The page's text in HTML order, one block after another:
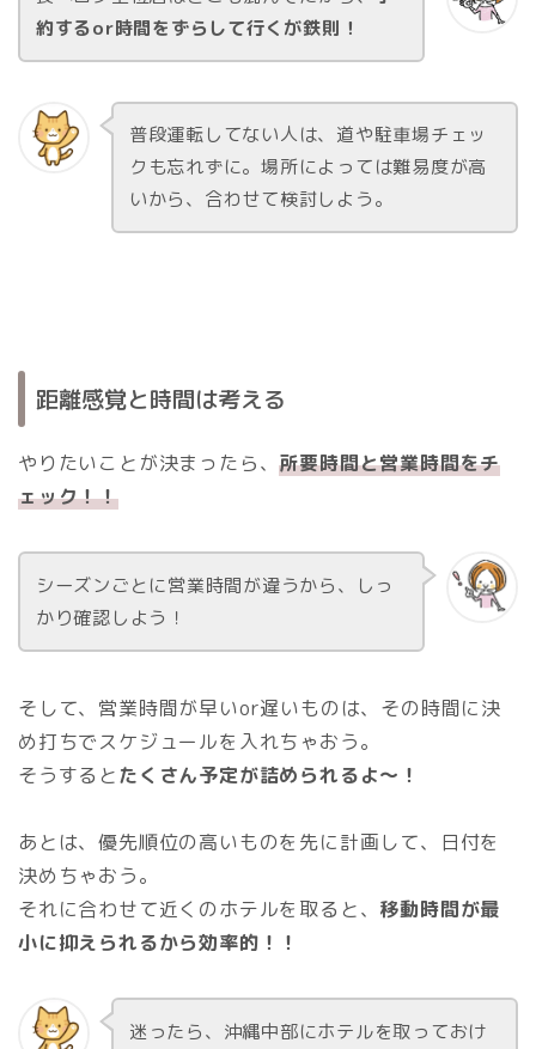
約するor時間をずらして行くが鉄則！
普段運転してない人は、道や駐車場チェッ
クも忘れずに。場所によっては難易度が高
いから、合わせて検討しよう。
距離感覚と時間は考える
やりたいことが決まったら、所要時間と営業時間をチ
ェック！！
シーズンごとに営業時間が違うから、しっ
かり確認しよう！
そして、営業時間が早いor遅いものは、その時間に決
め打ちでスケジュールを入れちゃおう。
そうするとたくさん予定が詰められるよ～！
あとは、優先順位の高いものを先に計画して、日付を
決めちゃおう。
それに合わせて近くのホテルを取ると、 移動時間が最
小に抑えられるから効率的！！
迷ったら、沖縄中部にホテルを取っておけ